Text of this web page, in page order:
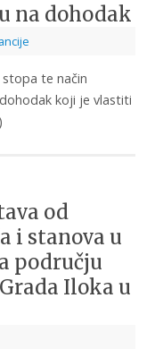
na dohodak
te način
koji je vlastiti
od
i stanova u
području
Iloka u